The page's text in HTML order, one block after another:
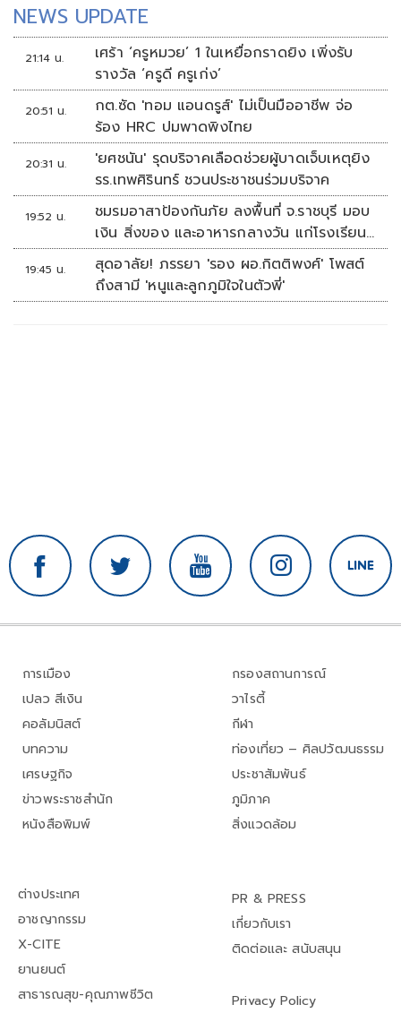
NEWS UPDATE
21:14 น.
เศร้า ‘ครูหมวย’ 1 ในเหยื่อกราดยิง เพิ่งรับ
รางวัล ‘ครูดี ครูเก่ง’
20:51 น.
กต.ซัด 'ทอม แอนดรูส์' ไม่เป็นมืออาชีพ จ่อ
ร้อง HRC ปมพาดพิงไทย
20:31 น.
'ยศชนัน' รุดบริจาคเลือดช่วยผู้บาดเจ็บเหตุยิง
รร.เทพศิรินทร์ ชวนประชาชนร่วมบริจาค
19:52 น.
ชมรมอาสาป้องกันภัย ลงพื้นที่ จ.ราชบุรี มอบ
เงิน สิ่งของ และอาหารกลางวัน แก่โรงเรียน
บ้านหนองน้ำใส
19:45 น.
สุดอาลัย! ภรรยา 'รอง ผอ.กิตติพงศ์' โพสต์
ถึงสามี 'หนูและลูกภูมิใจในตัวพี่'
การเมือง
เปลว สีเงิน
คอลัมนิสต์
บทความ
เศรษฐกิจ
ข่าวพระราชสำนัก
หนังสือพิมพ์
กรองสถานการณ์
วาไรตี้
กีฬา
ท่องเที่ยว – ศิลปวัฒนธรรม
ประชาสัมพันธ์
ภูมิภาค
สิ่งแวดล้อม
ต่างประเทศ
อาชญากรรม
X-CITE
ยานยนต์
สาธารณสุข-คุณภาพชีวิต
PR & PRESS
เกี่ยวกับเรา
ติดต่อและ สนับสนุน
Privacy Policy